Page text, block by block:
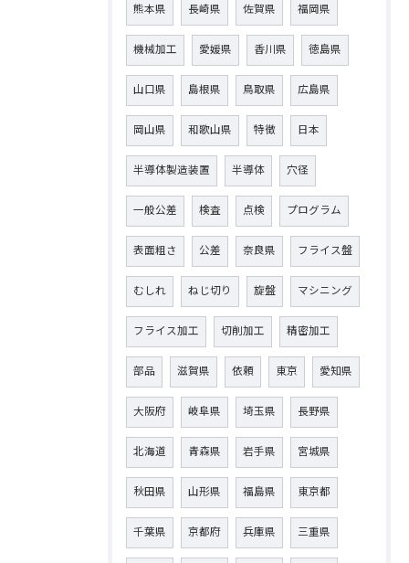
熊本県 長崎県 佐賀県 福岡県
機械加工 愛媛県 香川県 徳島県
山口県 島根県 鳥取県 広島県
岡山県 和歌山県 特徴 日本
半導体製造装置 半導体 穴径
一般公差 検査 点検 プログラム
表面粗さ 公差 奈良県 フライス盤
むしれ ねじ切り 旋盤 マシニング
フライス加工 切削加工 精密加工
部品 滋賀県 依頼 東京 愛知県
大阪府 岐阜県 埼玉県 長野県
北海道 青森県 岩手県 宮城県
秋田県 山形県 福島県 東京都
千葉県 京都府 兵庫県 三重県